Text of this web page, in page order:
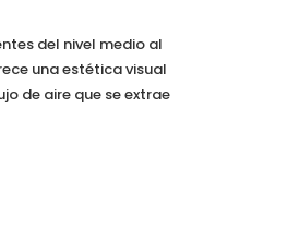
del nivel medio al
una estética visual
de aire que se extrae